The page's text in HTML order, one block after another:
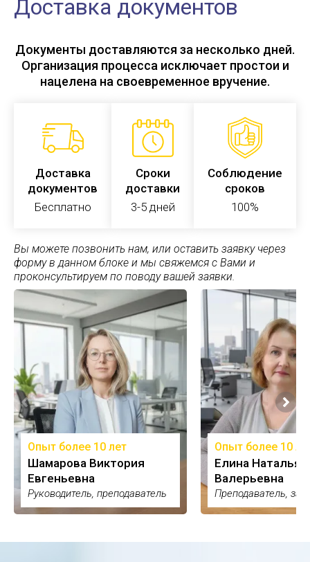
Доставка документов
Документы доставляются за несколько дней.
Организация процесса исключает простои и
нацелена на своевременное вручение.
Доставка
документов
Бесплатно
Сроки
доставки
3-5 дней
Соблюдение
сроков
100%
Вы можете позвонить нам, или оставить заявку через
форму в данном блоке и мы свяжемся с Вами и
проконсультируем по поводу вашей заявки.
Опыт более 10 лет
Шамарова Виктория
Евгеньевна
Руководитель, преподаватель
Опыт более 10
Елина Наталья
Валерьевна
Преподаватель,